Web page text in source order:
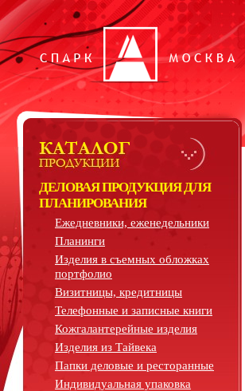
ДЕЛОВАЯ ПРОДУКЦИЯ ДЛЯ
ПЛАНИРОВАНИЯ
Ежедневники, еженедельники
Планинги
Изделия в съемных обложках
портфолио
Визитницы, кредитницы
Телефонные и записные книги
Кожгалантерейные изделия
Изделия из Тайвека
Папки деловые и ресторанные
Индивидуальная упаковка